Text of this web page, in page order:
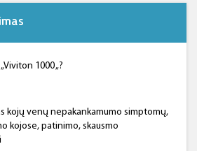
1000 „?
kojų venų nepakankamumo simptomų,
kojose, patinimo, skausmo